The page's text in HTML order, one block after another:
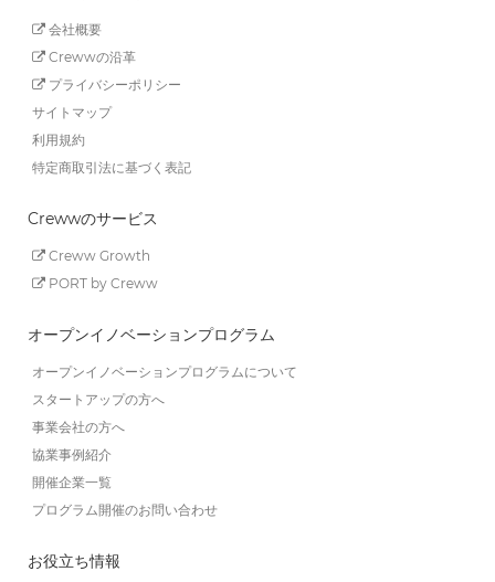
会社概要
Crewwの沿革
プライバシーポリシー
サイトマップ
利用規約
特定商取引法に基づく表記
Crewwのサービス
Creww Growth
PORT by Creww
オープンイノベーションプログラム
オープンイノベーションプログラムについて
スタートアップの方へ
事業会社の方へ
協業事例紹介
開催企業一覧
プログラム開催のお問い合わせ
お役立ち情報